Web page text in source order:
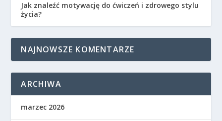
Jak znaleźć motywację do ćwiczeń i zdrowego stylu
życia?
NAJNOWSZE KOMENTARZE
ARCHIWA
marzec 2026